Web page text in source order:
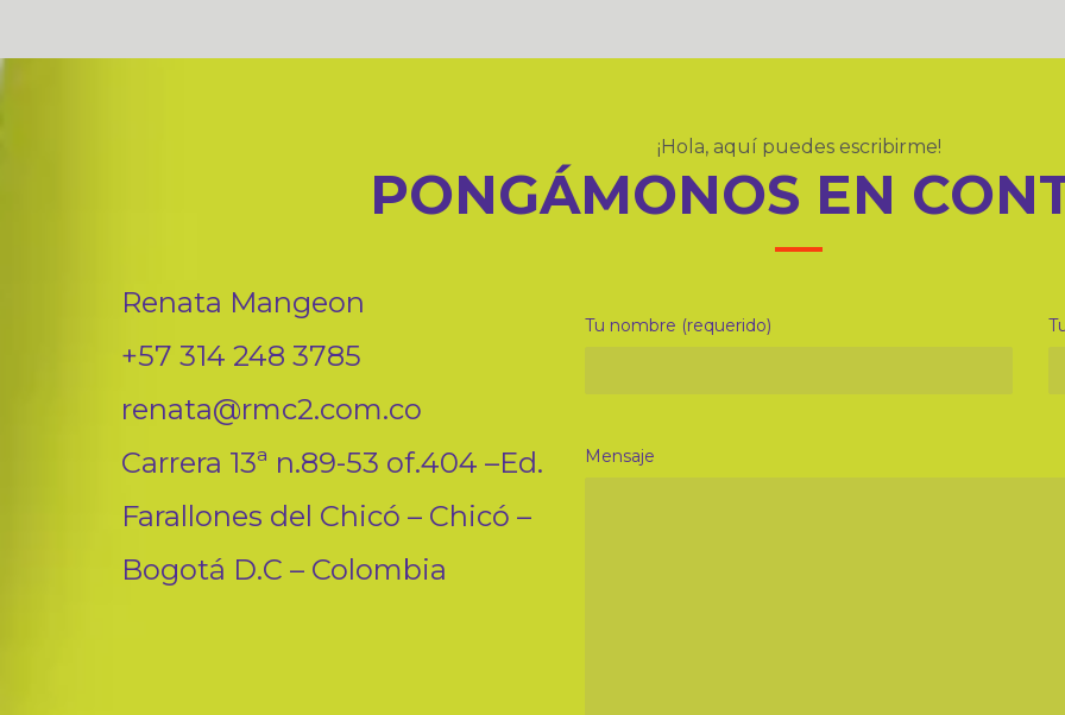
¡Hola, aquí puedes escribirme!
PONGÁMONOS EN
Renata Mangeon
+57 314 248 3785
renata@rmc2.com.co
Carrera 13ª n.89-53 of.404 –Ed.
Farallones del Chicó – Chicó –
Bogotá D.C – Colombia
Tu nombre (requerido)
Mensaje